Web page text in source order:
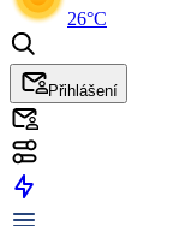
26°C
Přihlášení